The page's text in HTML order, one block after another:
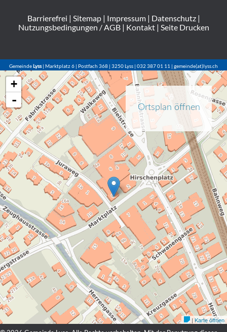
Barrierefrei | Sitemap| Impressum| Datenschutz|
Nutzungsbedingungen / AGB| Kontakt| Seite Drucken
GemeindeLyss| Marktplatz 6 | Postfach 368 | 3250 Lyss | 032 387 01 11 | gemeinde(at)lyss.ch